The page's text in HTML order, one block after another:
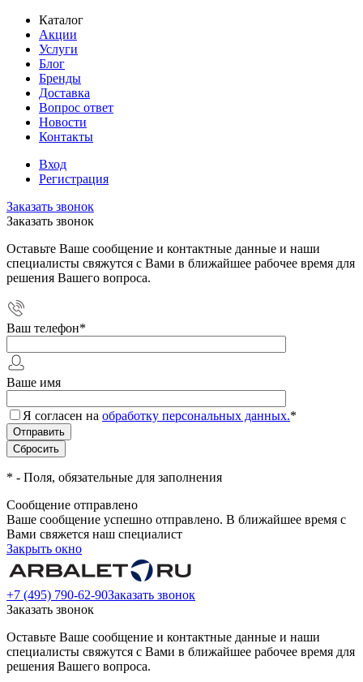
Каталог
Акции
Услуги
Блог
Бренды
Доставка
Вопрос ответ
Новости
Контакты
Вход
Регистрация
Заказать звонок
Заказать звонок
Оставьте Ваше сообщение и контактные данные и наши
специалисты свяжутся с Вами в ближайшее рабочее время для
решения Вашего вопроса.
Ваш телефон*
Ваше имя
Я согласен на обработку персональных данных.*
* - Поля, обязательные для заполнения
Сообщение отправлено
Ваше сообщение успешно отправлено. В ближайшее время с
Вами свяжется наш специалист
Закрыть окно
+7 (495) 790-62-90Заказать звонок
Заказать звонок
Оставьте Ваше сообщение и контактные данные и наши
специалисты свяжутся с Вами в ближайшее рабочее время для
решения Вашего вопроса.